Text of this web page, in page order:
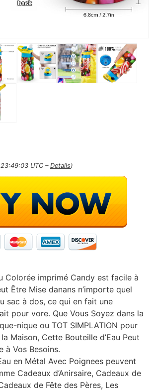
UTC – Details)
Colorée imprimé Candy est facile à
Être Mise danans n’importe quel
sac à dos, ce qui en fait une
pour vore. Que Vous Soyez dans la
nique ou TOT SIMPLATION pour
Maison, Cette Bouteille d’Eau Peut
à Vos Besoins.
en Métal Avec Poignees peuvent
Cadeaux d’Anirsaire, Cadeaux de
de Fête des Pères, Les